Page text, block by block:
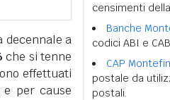
decennale a
che si tenne
effettuati
per cause
censimenti
Banche
codici ABI e
CAP
postale da
postali.